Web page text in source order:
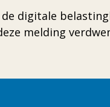
digitale
melding